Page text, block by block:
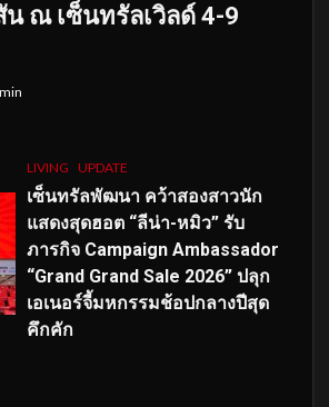
น ณ เซ็นทรัลเวิลด์ 4-9
LIVING UPDATE
เซ็นทรัลพัฒนา คว้าสองสาวนัก
แสดงสุดฮอต “ลีน่า-หมิว” รับ
ภารกิจ Campaign Ambassador
“Grand Grand Sale 2026” ปลุก
เอเนอร์จี้มหกรรมช้อปกลางปีสุด
คึกคัก